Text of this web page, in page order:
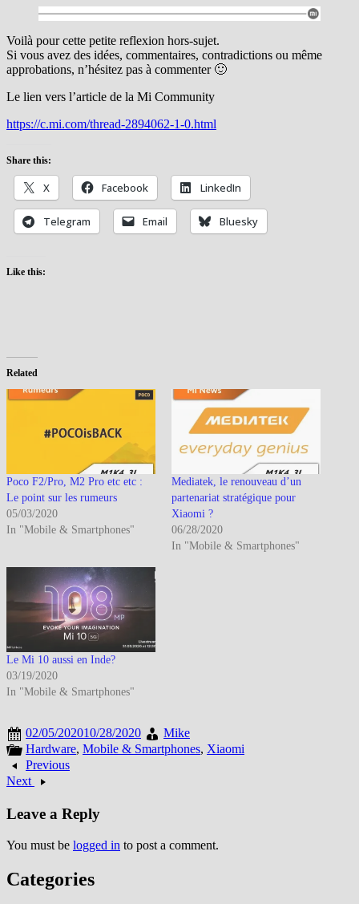
Voilà pour cette petite reflexion hors-sujet.
Si vous avez des idées, commentaires, contradictions ou même
approbations, n’hésitez pas à commenter 🙂
Le lien vers l’article de la Mi Community
https://c.mi.com/thread-2894062-1-0.html
Share this:
X Facebook LinkedIn
Telegram Email Bluesky
Like this:
Related
Poco F2/Pro, M2 Pro etc etc :
Le point sur les rumeurs
05/03/2020
In "Mobile & Smartphones"
Mediatek, le renouveau d’un
partenariat stratégique pour
Xiaomi ?
06/28/2020
In "Mobile & Smartphones"
Le Mi 10 aussi en Inde?
03/19/2020
In "Mobile & Smartphones"
02/05/202010/28/2020
Mike
Hardware, Mobile & Smartphones, Xiaomi
Previous
Next
Leave a Reply
You must be logged in to post a comment.
Categories